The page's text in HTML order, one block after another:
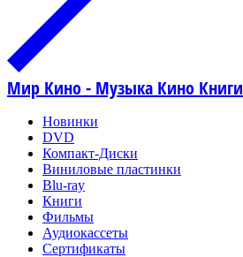
Мир Кино - Музыка Кино Книги
Новинки
DVD
Компакт-Диски
Виниловые пластинки
Blu-ray
Книги
Фильмы
Аудиокассеты
Сертификаты